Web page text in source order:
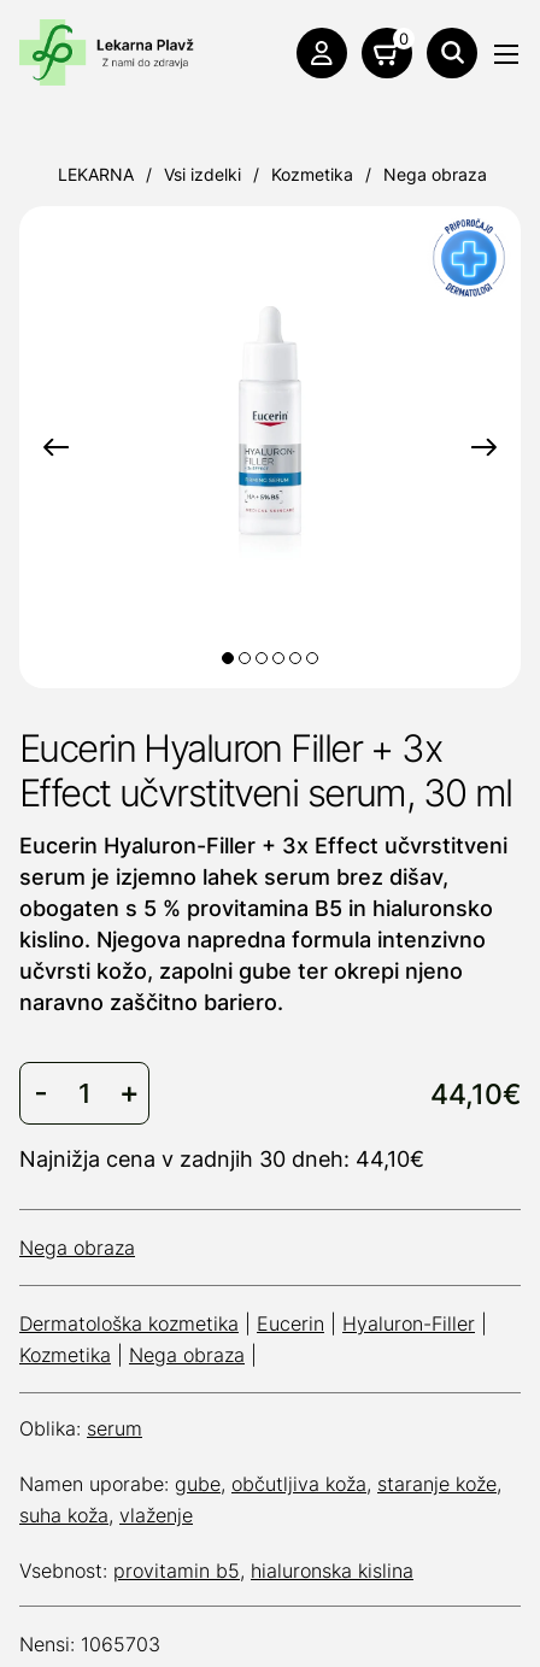
0
LEKARNA / Vsi izdelki / Kozmetika / Nega obraza
Eucerin Hyaluron Filler + 3x
Effect učvrstitveni serum, 30 ml
Eucerin Hyaluron-Filler + 3x Effect učvrstitveni
serum je izjemno lahek serum brez dišav,
obogaten s 5 % provitamina B5 in hialuronsko
kislino. Njegova napredna formula intenzivno
učvrsti kožo, zapolni gube ter okrepi njeno
naravno zaščitno bariero.
44,10€
Najnižja cena v zadnjih 30 dneh: 44,10€
Nega obraza
Dermatološka kozmetika Eucerin Hyaluron-Filler
Kozmetika
Nega obraza
Oblika: serum
Namen uporabe: gube, občutljiva koža, staranje kože,
suha koža, vlaženje
Vsebnost: provitamin b5, hialuronska kislina
Nensi: 1065703